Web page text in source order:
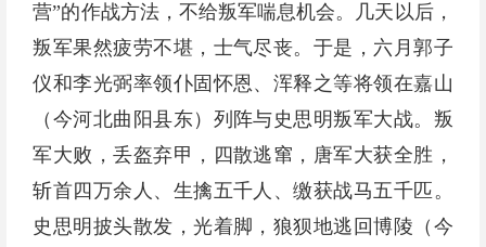
营”的作战方法，不给叛军喘息机会。几天以后，
叛军果然疲劳不堪，士气尽丧。于是，六月郭子
仪和李光弼率领仆固怀恩、浑释之等将领在嘉山
（今河北曲阳县东）列阵与史思明叛军大战。叛
军大败，丢盔弃甲，四散逃窜，唐军大获全胜，
斩首四万余人、生擒五千人、缴获战马五千匹。
史思明披头散发，光着脚，狼狈地逃回博陵（今